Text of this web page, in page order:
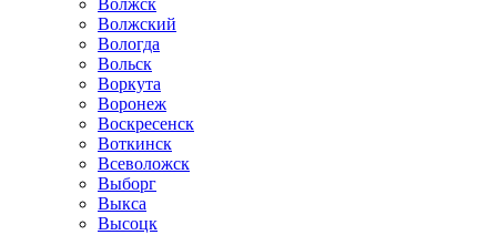
Волжск
Волжский
Вологда
Вольск
Воркута
Воронеж
Воскресенск
Воткинск
Всеволожск
Выборг
Выкса
Высоцк